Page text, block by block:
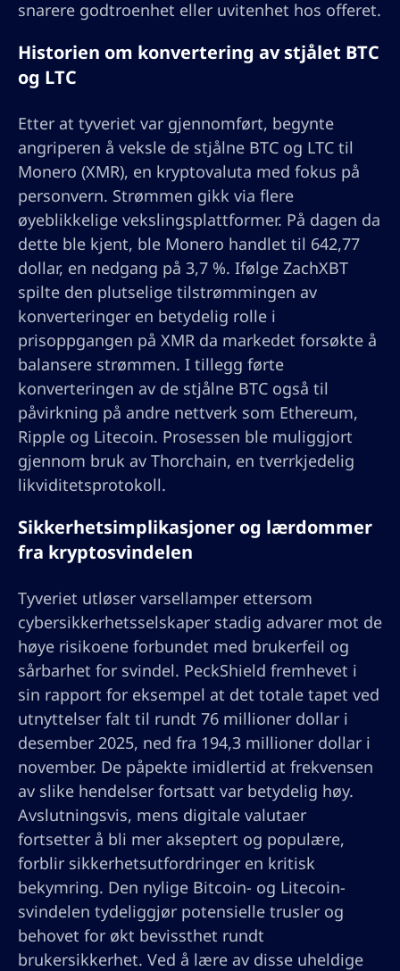
snarere godtroenhet eller uvitenhet hos offeret.
Historien om konvertering av stjålet BTC
og LTC
Etter at tyveriet var gjennomført, begynte
angriperen å veksle de stjålne BTC og LTC til
Monero (XMR), en kryptovaluta med fokus på
personvern. Strømmen gikk via flere
øyeblikkelige vekslingsplattformer. På dagen da
dette ble kjent, ble Monero handlet til 642,77
dollar, en nedgang på 3,7 %. Ifølge ZachXBT
spilte den plutselige tilstrømmingen av
konverteringer en betydelig rolle i
prisoppgangen på XMR da markedet forsøkte å
balansere strømmen. I tillegg førte
konverteringen av de stjålne BTC også til
påvirkning på andre nettverk som Ethereum,
Ripple og Litecoin. Prosessen ble muliggjort
gjennom bruk av Thorchain, en tverrkjedelig
likviditetsprotokoll.
Sikkerhetsimplikasjoner og lærdommer
fra kryptosvindelen
Tyveriet utløser varsellamper ettersom
cybersikkerhetsselskaper stadig advarer mot de
høye risikoene forbundet med brukerfeil og
sårbarhet for svindel. PeckShield fremhevet i
sin rapport for eksempel at det totale tapet ved
utnyttelser falt til rundt 76 millioner dollar i
desember 2025, ned fra 194,3 millioner dollar i
november. De påpekte imidlertid at frekvensen
av slike hendelser fortsatt var betydelig høy.
Avslutningsvis, mens digitale valutaer
fortsetter å bli mer akseptert og populære,
forblir sikkerhetsutfordringer en kritisk
bekymring. Den nylige Bitcoin- og Litecoin-
svindelen tydeliggjør potensielle trusler og
behovet for økt bevissthet rundt
brukersikkerhet. Ved å lære av disse uheldige